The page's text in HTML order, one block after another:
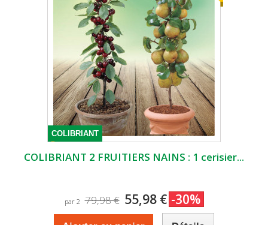
COLIBRIANT
COLIBRIANT 2 FRUITIERS NAINS : 1 cerisier...
par 2 79,98 € 55,98 € -30%